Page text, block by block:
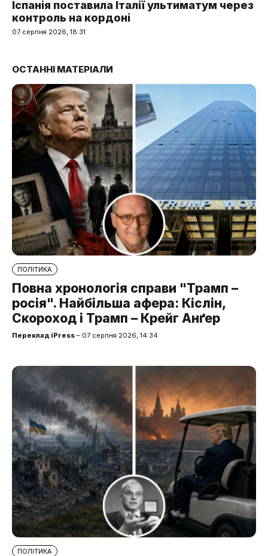
Іспанія поставила Італії ультиматум через
контроль на кордоні
07 серпня 2026, 18:31
ОСТАННІ МАТЕРІАЛИ
ПОЛІТИКА
Повна хронологія справи "Трамп –
росія". Найбільша афера: Кіслін,
Скороход і Трамп – Крейг Анґер
Переклад iPress – 07 серпня 2026, 14:34
ПОЛІТИКА